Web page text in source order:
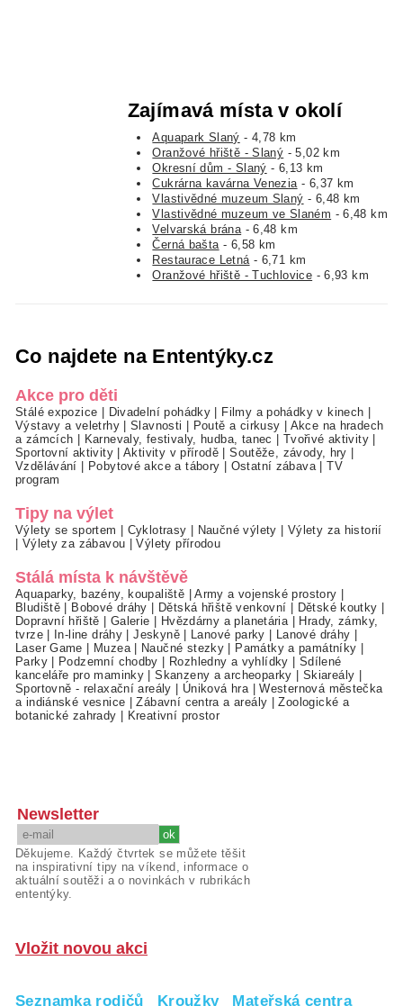
Zajímavá místa v okolí
Aquapark Slaný - 4,78 km
Oranžové hřiště - Slaný - 5,02 km
Okresní dům - Slaný - 6,13 km
Cukrárna kavárna Venezia- 6,37 km
Vlastivědné muzeum Slaný - 6,48 km
Vlastivědné muzeum ve Slaném - 6,48 km
Velvarská brána- 6,48 km
Černá bašta- 6,58 km
Restaurace Letná- 6,71 km
Oranžové hřiště - Tuchlovice - 6,93 km
Co najdete na Ententýky.cz
Akce pro děti
Stálé expozice Divadelní pohádky Filmy a pohádky v kinech
Výstavy a veletrhy|Slavnosti Poutě a cirkusy
Akce na hradech
a zámcích
Karnevaly, festivaly, hudba, tanec Tvořivé aktivity
Sportovní aktivity|Aktivity v přírodě |Soutěže, závody, hry
Vzdělávání
Pobytové akce a tábory Ostatní zábava|TV
program
Tipy na výlet
Výlety se sportem Cyklotrasy Naučné výlety
Výlety za historií
Výlety za zábavou |Výlety přírodou
Stálá místa k návštěvě
Aquaparky, bazény, koupaliště |Army a vojenské prostory
Bludiště
Bobové dráhy Dětská hřiště venkovní Dětské koutky
Dopravní hřiště
Galerie Hvězdárny a planetária|
Hrady, zámky,
tvrze| In-line dráhy |Jeskyně| Lanové parky Lanové dráhy
Laser Game
Muzea| Naučné stezky Památky a památníky
Parky| Podzemní chodby Rozhledny a vyhlídky
Sdílené
kanceláře pro maminky |Skanzeny a archeoparky Skiareály
Sportovně - relaxační areály
Úniková hra|Westernová městečka
a indiánské vesnice |Zábavní centra a areály |Zoologické a
botanické zahrady
Kreativní prostor
Newsletter
Děkujeme. Každý čtvrtek se můžete těšit
na inspirativní tipy na víkend, informace o
aktuální soutěži a o novinkách v rubrikách
ententýky.
Vložit novou akci
Seznamka rodičů Kroužky Mateřská centra